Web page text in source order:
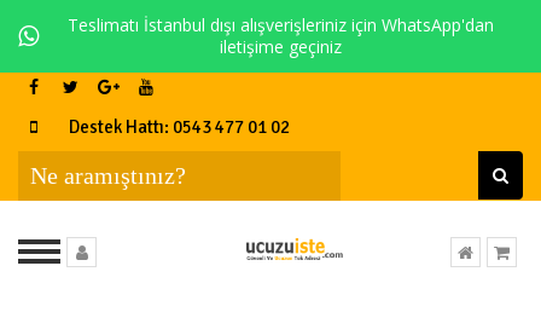
Teslimatı İstanbul dışı alışverişleriniz için WhatsApp'dan
iletişime geçiniz
Destek Hattı: 0543 477 01 02